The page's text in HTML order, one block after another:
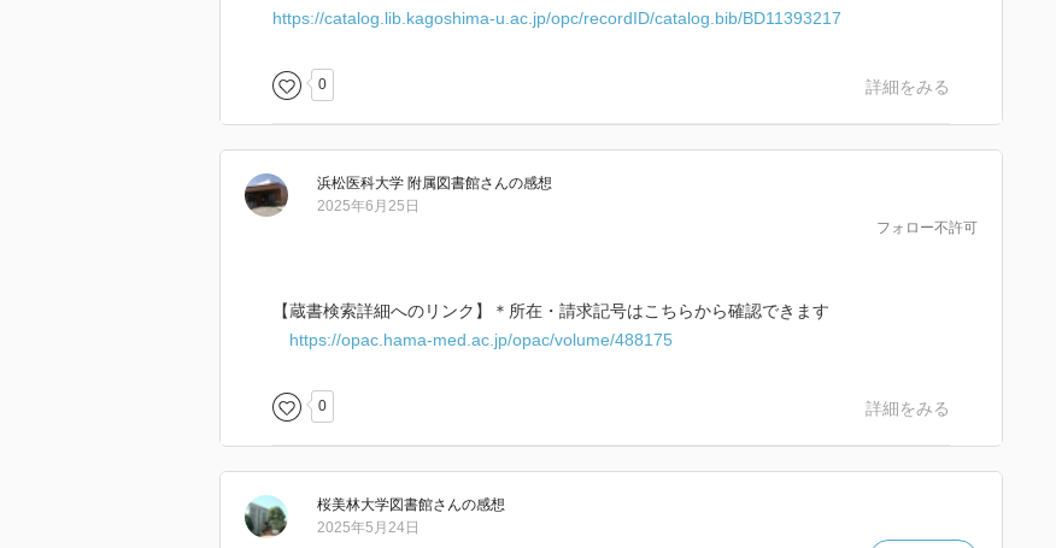
https://catalog.lib.kagoshima-u.ac.jp/opc/recordID/catalog.bib/BD11393217
0 詳細をみる
浜松医科大学 附属図書館さんの感想
フォロー不許可
2025年6月25日
【蔵書検索詳細へのリンク】＊所在・請求記号はこちらから確認できます
https://opac.hama-med.ac.jp/opac/volume/488175
0 詳細をみる
桜美林大学図書館さんの感想
2025年5月24日